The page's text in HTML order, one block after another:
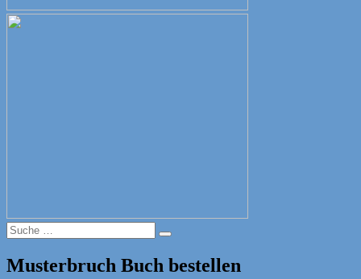
Suche
nach:
Suche
Musterbruch Buch bestellen